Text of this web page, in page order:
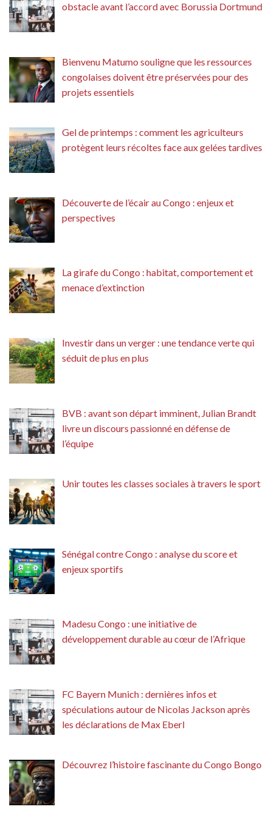
obstacle avant l’accord avec Borussia Dortmund
Bienvenu Matumo souligne que les ressources
congolaises doivent être préservées pour des
projets essentiels
Gel de printemps : comment les agriculteurs
protègent leurs récoltes face aux gelées tardives
Découverte de l’écair au Congo : enjeux et
perspectives
La girafe du Congo : habitat, comportement et
menace d’extinction
Investir dans un verger : une tendance verte qui
séduit de plus en plus
BVB : avant son départ imminent, Julian Brandt
livre un discours passionné en défense de
l’équipe
Unir toutes les classes sociales à travers le sport
Sénégal contre Congo : analyse du score et
enjeux sportifs
Madesu Congo : une initiative de
développement durable au cœur de l’Afrique
FC Bayern Munich : dernières infos et
spéculations autour de Nicolas Jackson après
les déclarations de Max Eberl
Découvrez l’histoire fascinante du Congo Bongo